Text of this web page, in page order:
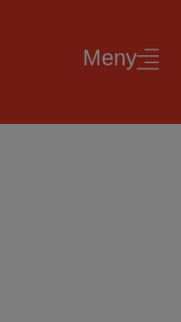
Meny